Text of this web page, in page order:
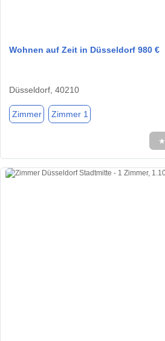
Wohnen auf Zeit in Düsseldorf 980 €
Düsseldorf, 40210
Zimmer Zimmer 1
★